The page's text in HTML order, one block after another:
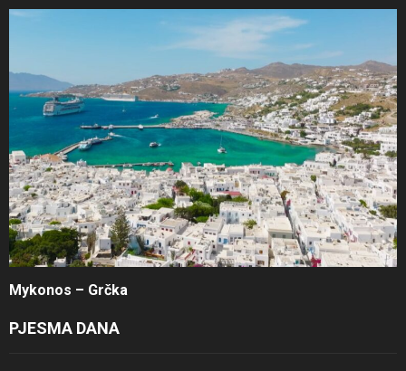
Mykonos – Grčka
PJESMA DANA